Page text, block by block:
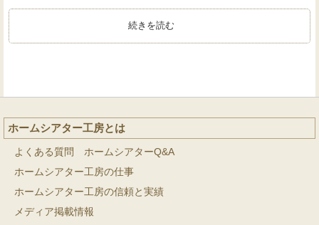
続きを読む
ホームシアター工房とは
よくある質問 ホームシアターQ&A
ホームシアター工房の仕事
ホームシアター工房の信頼と実績
メディア掲載情報